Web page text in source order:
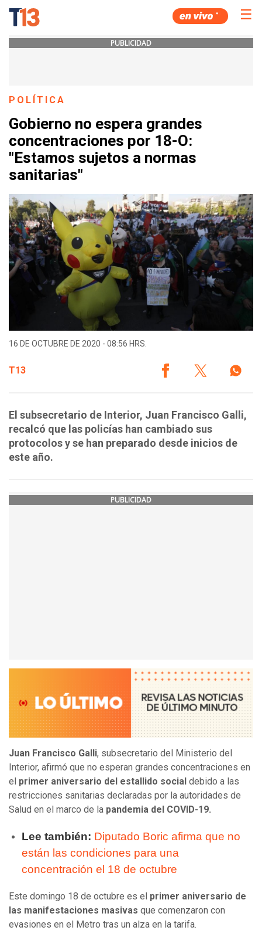
☰
PUBLICIDAD
POLÍTICA
Gobierno no espera grandes
concentraciones por 18-O:
"Estamos sujetos a normas
sanitarias"
16 DE OCTUBRE DE 2020 - 08:56 HRS.
T13
El subsecretario de Interior, Juan Francisco Galli,
recalcó que las policías han cambiado sus
protocolos y se han preparado desde inicios de
este año.
PUBLICIDAD
Juan Francisco Galli, subsecretario del Ministerio del
Interior, afirmó que no esperan grandes concentraciones en
el primer aniversario del estallido social debido a las
restricciones sanitarias declaradas por la autoridades de
Salud en el marco de la pandemia del COVID-19.
Lee también: Diputado Boric afirma que no
están las condiciones para una
concentración el 18 de octubre
Este domingo 18 de octubre es el primer aniversario de
las manifestaciones masivas que comenzaron con
evasiones en el Metro tras un alza en la tarifa.